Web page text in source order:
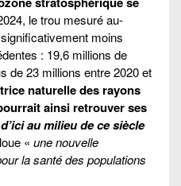
le trou mesuré au-
moins
: 19,6 millions de
de 23 millions entre 2020 et
naturelle des rayons
ainsi retrouver ses
d’ici au milieu de ce siècle
« une nouvelle
la santé des populations